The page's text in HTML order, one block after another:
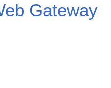
Gateway